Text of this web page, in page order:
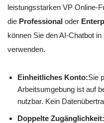
leistungsstarken VP Online-
die Professional oder
können Sie den AI-Chatbot
verwenden.
Einheitliches Konto:Sie
Arbeitsumgebung ist auf
nutzbar. Kein
Doppelte Zugänglichkeit: